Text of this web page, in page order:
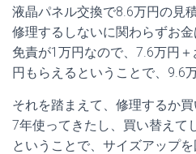
液晶パネル交換で8.6万円の見積
修理するしないに関わらずお金
免責が1万円なので、7.6万円
円もらえるということで、9.6
それを踏まえて、修理するか買
7年使ってきたし、買い替えて
ということで、サイズアップ